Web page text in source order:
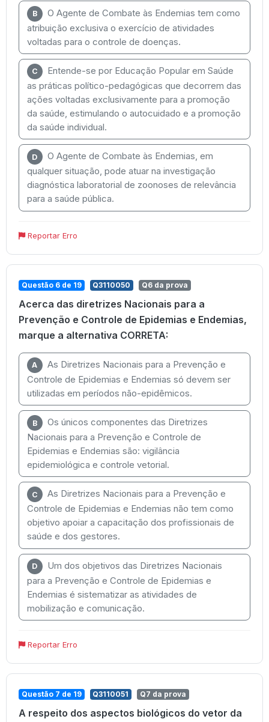
B
O Agente de Combate às Endemias tem como
atribuição exclusiva o exercício de atividades
voltadas para o controle de doenças.
C
Entende-se por Educação Popular em Saúde
as práticas político-pedagógicas que decorrem das
ações voltadas exclusivamente para a promoção
da saúde, estimulando o autocuidado e a promoção
da saúde individual.
D
O Agente de Combate às Endemias, em
qualquer situação, pode atuar na investigação
diagnóstica laboratorial de zoonoses de relevância
para a saúde pública.
Reportar Erro
Questão 6 de 19 Q3110050 Q6 da prova
Acerca das diretrizes Nacionais para a
Prevenção e Controle de Epidemias e Endemias,
marque a alternativa CORRETA:
A
As Diretrizes Nacionais para a Prevenção e
Controle de Epidemias e Endemias só devem ser
utilizadas em períodos não-epidêmicos.
B
Os únicos componentes das Diretrizes
Nacionais para a Prevenção e Controle de
Epidemias e Endemias são: vigilância
epidemiológica e controle vetorial.
C
As Diretrizes Nacionais para a Prevenção e
Controle de Epidemias e Endemias não tem como
objetivo apoiar a capacitação dos profissionais de
saúde e dos gestores.
D
Um dos objetivos das Diretrizes Nacionais
para a Prevenção e Controle de Epidemias e
Endemias é sistematizar as atividades de
mobilização e comunicação.
Reportar Erro
Questão 7 de 19 Q3110051 Q7 da prova
A respeito dos aspectos biológicos do vetor da